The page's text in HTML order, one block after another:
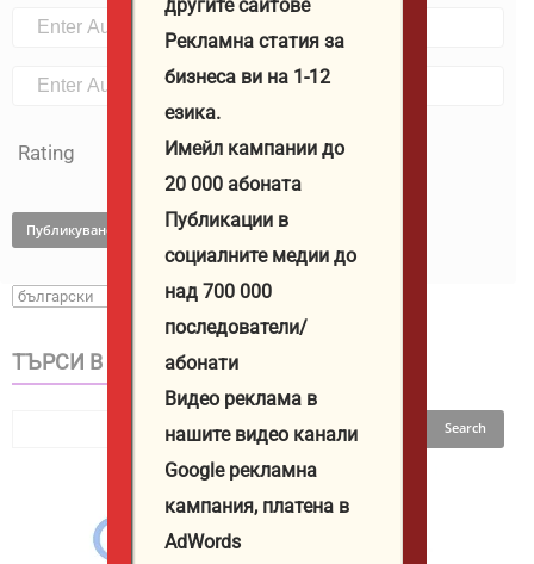
Rating
ТЪРСИ В САЙТА
другите сайтове
Рекламна статия за
бизнеса ви на 1-12
езика.
Имейл кампании до
20 000 абоната
Публикации в
социалните медии до
над 700 000
последователи/
абонати
Видео реклама в
нашите видео канали
Google рекламна
кампания, платена в
AdWords